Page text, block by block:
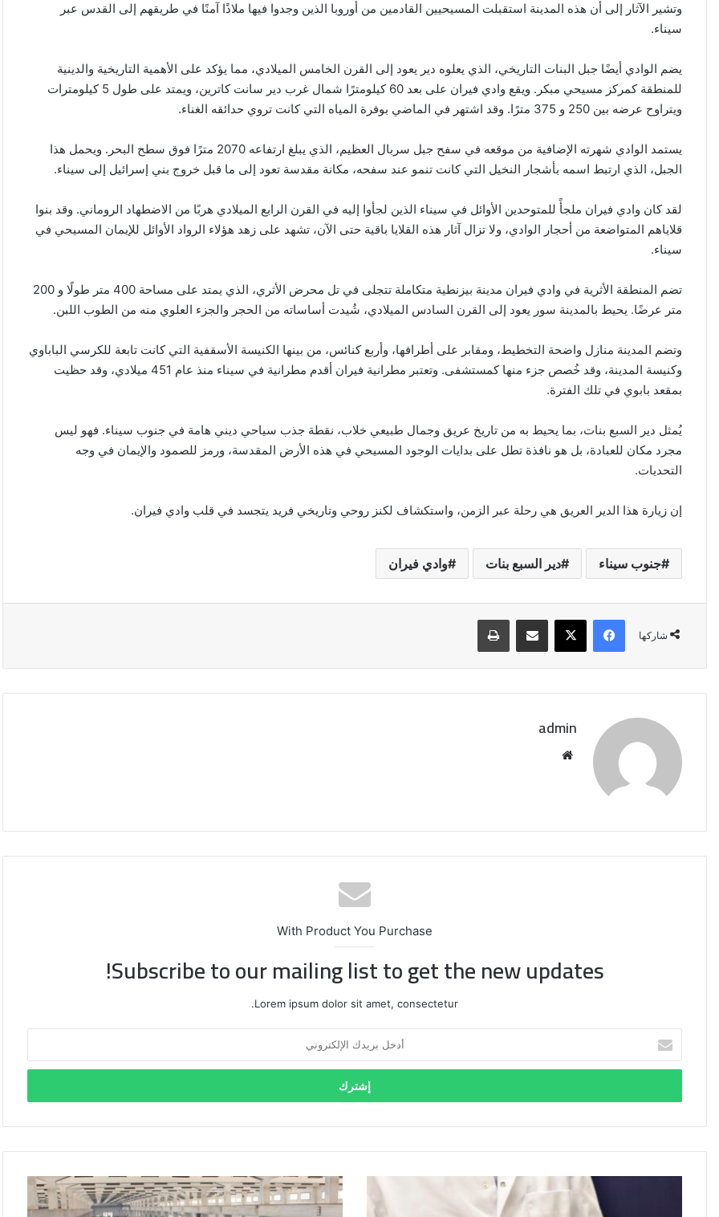
وتشير الآثار إلى أن هذه المدينة استقبلت المسيحيين القادمين من أوروبا الذين وجدوا فيها ملاذًا آمنًا في طريقهم إلى القدس عبر
سيناء.
يضم الوادي أيضًا جبل البنات التاريخي، الذي يعلوه دير يعود إلى القرن الخامس الميلادي، مما يؤكد على الأهمية التاريخية والدينية
للمنطقة كمركز مسيحي مبكر. ويقع وادي فيران على بعد 60 كيلومترًا شمال غرب دير سانت كاترين، ويمتد على طول 5 كيلومترات
ويتراوح عرضه بين 250 و 375 مترًا. وقد اشتهر في الماضي بوفرة المياه التي كانت تروي حدائقه الغناء.
يستمد الوادي شهرته الإضافية من موقعه في سفح جبل سربال العظيم، الذي يبلغ ارتفاعه 2070 مترًا فوق سطح البحر. ويحمل هذا
الجبل، الذي ارتبط اسمه بأشجار النخيل التي كانت تنمو عند سفحه، مكانة مقدسة تعود إلى ما قبل خروج بني إسرائيل إلى سيناء.
لقد كان وادي فيران ملجأً للمتوحدين الأوائل في سيناء الذين لجأوا إليه في القرن الرابع الميلادي هربًا من الاضطهاد الروماني. وقد بنوا
قلاياهم المتواضعة من أحجار الوادي، ولا تزال آثار هذه القلايا باقية حتى الآن، تشهد على زهد هؤلاء الرواد الأوائل للإيمان المسيحي في
سيناء.
تضم المنطقة الأثرية في وادي فيران مدينة بيزنطية متكاملة تتجلى في تل محرض الأثري، الذي يمتد على مساحة 400 متر طولًا و 200
متر عرضًا. يحيط بالمدينة سور يعود إلى القرن السادس الميلادي، شُيدت أساساته من الحجر والجزء العلوي منه من الطوب اللبن.
وتضم المدينة منازل واضحة التخطيط، ومقابر على أطرافها، وأربع كنائس، من بينها الكنيسة الأسقفية التي كانت تابعة للكرسي الباباوي
وكنيسة المدينة، وقد خُصص جزء منها كمستشفى. وتعتبر مطرانية فيران أقدم مطرانية في سيناء منذ عام 451 ميلادي، وقد حظيت
بمقعد بابوي في تلك الفترة.
يُمثل دير السبع بنات، بما يحيط به من تاريخ عريق وجمال طبيعي خلاب، نقطة جذب سياحي ديني هامة في جنوب سيناء. فهو ليس
مجرد مكان للعبادة، بل هو نافذة تطل على بدايات الوجود المسيحي في هذه الأرض المقدسة، ورمز للصمود والإيمان في وجه
التحديات.
إن زيارة هذا الدير العريق هي رحلة عبر الزمن، واستكشاف لكنز روحي وتاريخي فريد يتجسد في قلب وادي فيران.
جنوب سيناء دير السبع بنات وادي فيران
شاركها
فيسبوك ‫X مشاركة عبر البريد طباعة
admin
With Product You Purchase
Subscribe to our mailing list to get the new updates!
Lorem ipsum dolor sit amet, consectetur.
بريدك
الإلكتروني
خبير
اقتصادي
مع واشنطن حاليًا..
بقوة عن أمننا ومصالحنا
القدس
تدعو
لتحرك
دولي
لوقف
انتهاكات
في
مخيم
قلنديا
منذ ساعة واحدة
محافظة القدس تدعو لتحرك دولي عاجل
لوقف انتهاكات الاحتلال في مخيم قلنديا
تفرض
إجراءات
مضادة
كيانات
أمريكية
العقوبات
الأمريكية
منذ يوم واحد
أمريكية ردًا على العقوبات الأمريكية